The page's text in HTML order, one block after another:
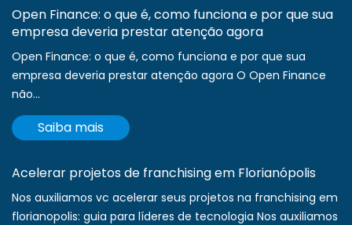
Open Finance: o que é, como funciona e por que sua
empresa deveria prestar atenção agora
Open Finance: o que é, como funciona e por que sua
empresa deveria prestar atenção agora O Open Finance
não...
Saiba mais
Acelerar projetos de franchising em Florianópolis
Nos auxiliamos vc acelerar seus projetos na franchising em
florianopolis: guia para líderes de tecnologia Nos auxiliamos